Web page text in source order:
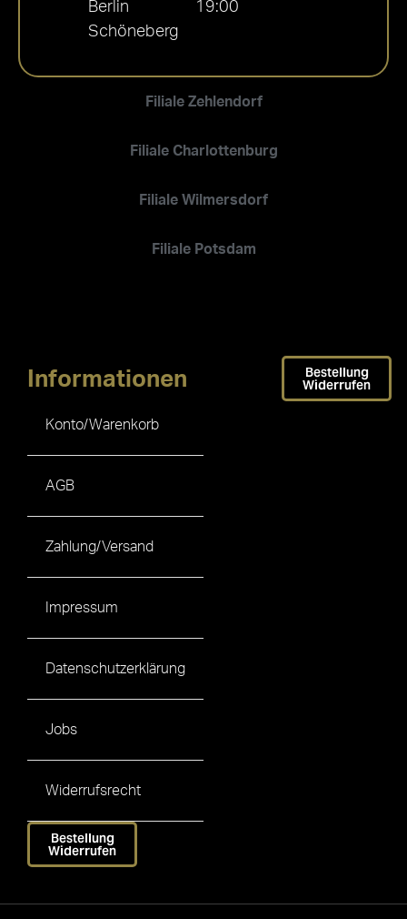
Filiale Zehlendorf
Filiale Charlottenburg
Filiale Wilmersdorf
Filiale Potsdam
Berlin
Schöneberg
19:00
Informationen
Konto/Warenkorb
AGB
Zahlung/Versand
Impressum
Datenschutzerklärung
Jobs
Widerrufsrecht
Bestellung
Widerrufen
Bestellung
Widerrufen